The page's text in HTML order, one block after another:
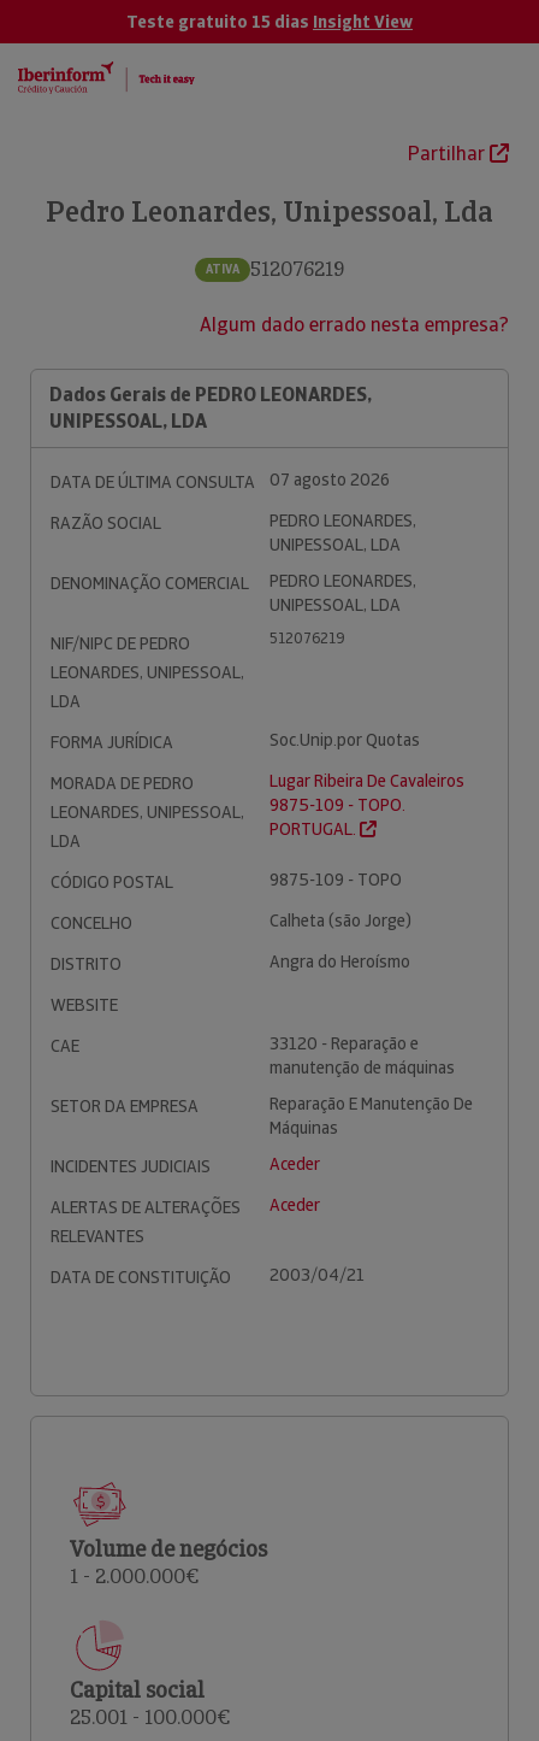
Teste gratuito 15 dias Insight View
Partilhar
Pedro Leonardes, Unipessoal, Lda
ATIVA 512076219
Algum dado errado nesta empresa?
Dados Gerais de PEDRO LEONARDES,
UNIPESSOAL, LDA
DATA DE ÚLTIMA CONSULTA
07 agosto 2026
RAZÃO SOCIAL
PEDRO LEONARDES,
UNIPESSOAL, LDA
DENOMINAÇÃO COMERCIAL
PEDRO LEONARDES,
UNIPESSOAL, LDA
NIF/NIPC DE PEDRO
LEONARDES, UNIPESSOAL,
LDA
512076219
FORMA JURÍDICA
Soc.Unip.por Quotas
MORADA DE PEDRO
LEONARDES, UNIPESSOAL,
LDA
Lugar Ribeira De Cavaleiros
9875-109 - TOPO.
PORTUGAL.
CÓDIGO POSTAL
9875-109 - TOPO
CONCELHO
Calheta (são Jorge)
DISTRITO
Angra do Heroísmo
WEBSITE
CAE
33120 - Reparação e
manutenção de máquinas
SETOR DA EMPRESA
Reparação E Manutenção De
Máquinas
INCIDENTES JUDICIAIS
Aceder
ALERTAS DE ALTERAÇÕES
RELEVANTES
Aceder
DATA DE CONSTITUIÇÃO 2003/04/21
Volume de negócios
1 - 2.000.000€
Capital social
25.001 - 100.000€